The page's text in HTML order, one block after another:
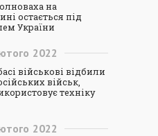
на
остається під
України
2022
військові відбили
військ,
техніку
2022